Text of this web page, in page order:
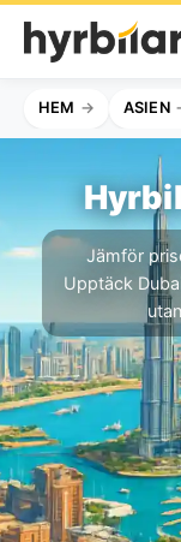
HEM ASIEN
Jämför
Upptäck